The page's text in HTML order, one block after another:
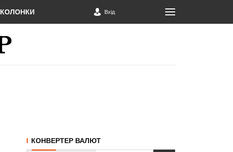
КОЛОНКИ Вхід
КОНВЕРТЕР ВАЛЮТ